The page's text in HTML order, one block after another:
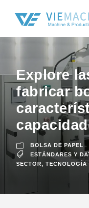
Explore
fabricar
BOLSA DE PAPEL
ESTÁNDARES Y
SECTOR, TECNOLOGÍA